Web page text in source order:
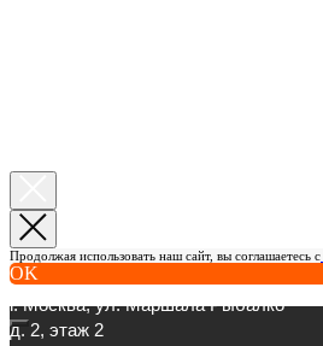
г. Москва, ул. Маршала Рыбалко
д. 2, этаж 2
Продолжая использовать наш сайт, вы соглашаетесь с
OK